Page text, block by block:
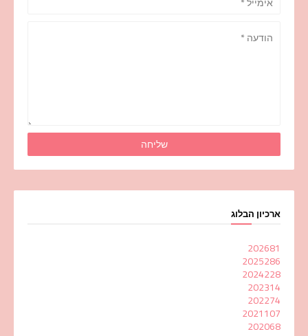
ארכיון הבלוג
202681
2025286
2024228
202314
202274
2021107
202068